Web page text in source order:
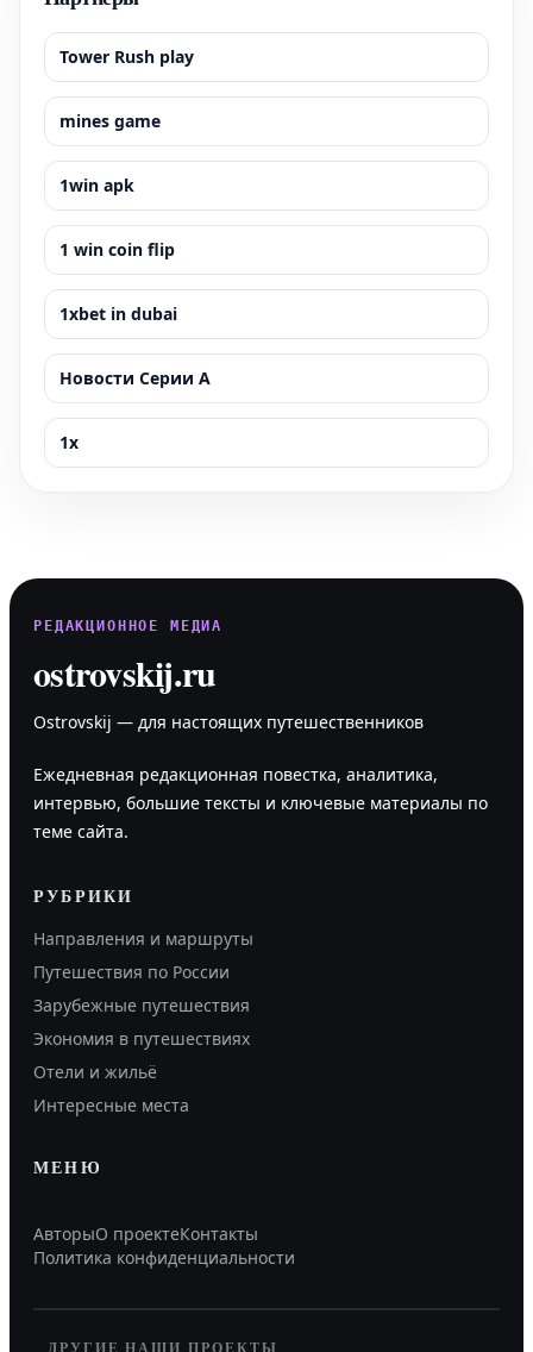
Tower Rush play
mines game
1win apk
1 win coin flip
1xbet in dubai
Новости Серии А
1x
РЕДАКЦИОННОЕ МЕДИА
ostrovskij.ru
Ostrovskij — для настоящих путешественников
Ежедневная редакционная повестка, аналитика,
интервью, большие тексты и ключевые материалы по
теме сайта.
РУБРИКИ
Направления и маршруты
Путешествия по России
Зарубежные путешествия
Экономия в путешествиях
Отели и жильё
Интересные места
МЕНЮ
АвторыО проектеКонтакты
Политика конфиденциальности
ДРУГИЕ НАШИ ПРОЕКТЫ